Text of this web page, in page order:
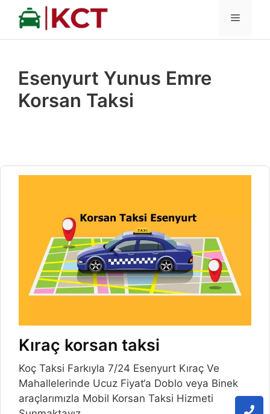
İçeriğe
MENÜ
Esenyurt Yunus Emre
Korsan Taksi
Kıraç korsan taksi
Koç Taksi Farkıyla 7/24 Esenyurt Kıraç Ve
Mahallelerinde Ucuz Fiyat‘a Doblo veya Binek
araçlarımızla Mobil Korsan Taksi Hizmeti